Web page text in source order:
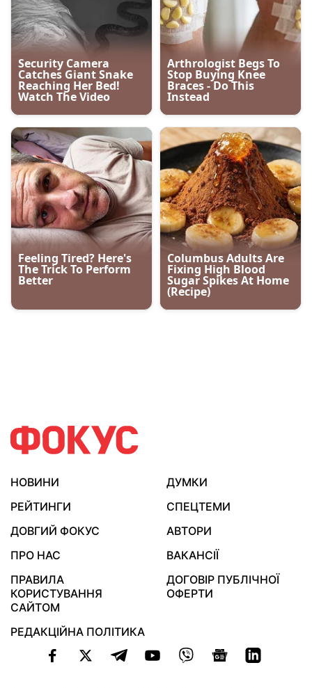
НОВИНИ
ДУМКИ
РЕЙТИНГИ
СПЕЦТЕМИ
ДОВГИЙ ФОКУС
АВТОРИ
ПРО НАС
ВАКАНСІЇ
ПРАВИЛА
КОРИСТУВАННЯ
САЙТОМ
ДОГОВІР ПУБЛІЧНОЇ
ОФЕРТИ
РЕДАКЦІЙНА ПОЛІТИКА